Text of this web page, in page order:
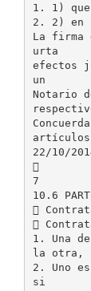
1. 1)
2. 2) en
La firma
urta
efectos
un
Notario
artículos
22/10/

7
10.6


1. Una
la otra,
2. Uno
si